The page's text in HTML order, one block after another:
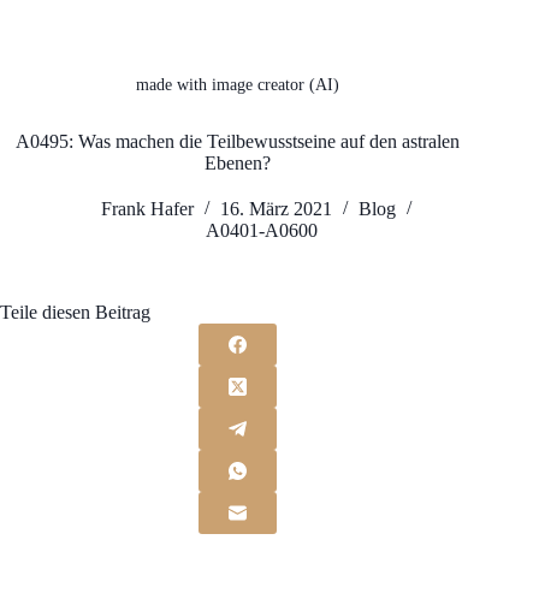
made with image creator (AI)
A0495: Was machen die Teilbewusstseine auf den astralen
Ebenen?
Frank Hafer 16. März 2021
Blog
A0401-A0600
Teile diesen Beitrag